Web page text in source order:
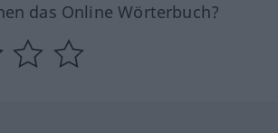
das Online Wörterbuch?